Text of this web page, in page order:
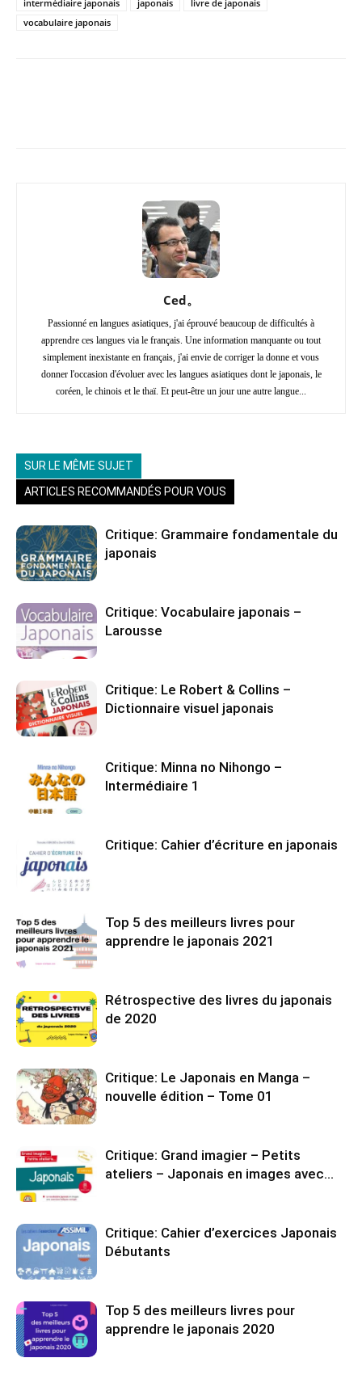
intermédiaire japonais japonais
livre de japonais
vocabulaire japonais
Ced。
Passionné en langues asiatiques, j'ai éprouvé beaucoup de difficultés à
apprendre ces langues via le français. Une information manquante ou tout
simplement inexistante en français, j'ai envie de corriger la donne et vous
donner l'occasion d'évoluer avec les langues asiatiques dont le japonais, le
coréen, le chinois et le thaï. Et peut-être un jour une autre langue...
SUR LE MÊME SUJET
ARTICLES RECOMMANDÉS POUR VOUS
Critique: Grammaire fondamentale du
japonais
Critique: Vocabulaire japonais –
Larousse
Critique: Le Robert & Collins –
Dictionnaire visuel japonais
Critique: Minna no Nihongo –
Intermédiaire 1
Critique: Cahier d’écriture en japonais
Top 5 des meilleurs livres pour
apprendre le japonais 2021
Rétrospective des livres du japonais
de 2020
Critique: Le Japonais en Manga –
nouvelle édition – Tome 01
Critique: Grand imagier – Petits
ateliers – Japonais en images avec…
Critique: Cahier d’exercices Japonais
Débutants
Top 5 des meilleurs livres pour
apprendre le japonais 2020